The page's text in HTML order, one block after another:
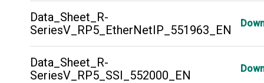
Data_Sheet_R-
SeriesV_RP5_EtherNetIP_551963_EN
Data_Sheet_R-
SeriesV_RP5_SSI_552000_EN